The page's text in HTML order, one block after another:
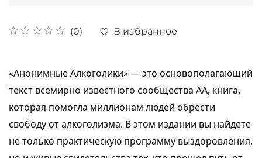
(0) В избранное
«Анонимные Алкоголики» — это основополагающий
текст всемирно известного сообщества АА, книга,
которая помогла миллионам людей обрести
свободу от алкоголизма. В этом издании вы найдете
не только практическую программу выздоровления,